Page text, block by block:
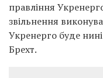
правління
звільнення
Укренерго буде
Брехт.